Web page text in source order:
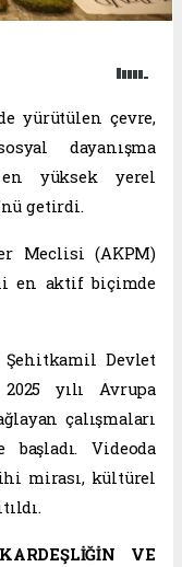
yürütülen çevre,
dayanışma
en yüksek yerel
getirdi.
Meclisi (AKPM)
en aktif biçimde
Şehitkamil Devlet
2025 yılı Avrupa
çalışmaları
Videoda
mirası, kültürel
VE